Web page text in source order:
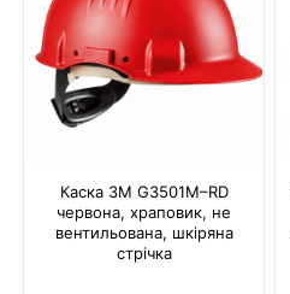
Каска 3M G3501M–RD
червона, храповик, не
вентильована, шкіряна
стрічка